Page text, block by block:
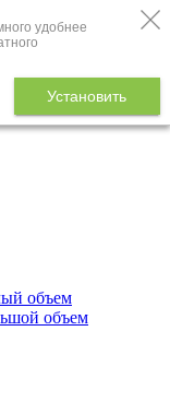
удобнее
Установить
объем
объем